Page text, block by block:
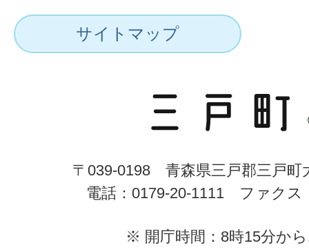
サイトマップ
〒039-0198 青森県三戸郡三戸町
電話：0179-20-1111 ファクス
※ 開庁時間：8時15分か